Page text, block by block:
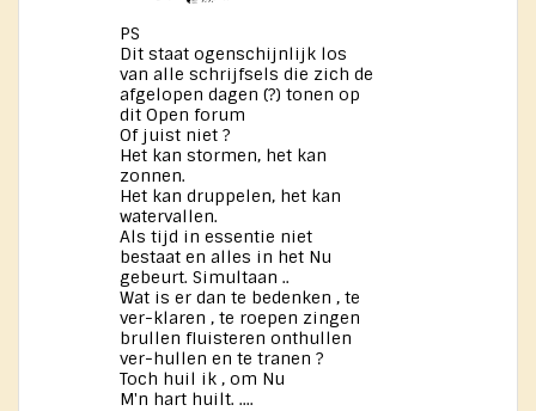
PS
Dit staat ogenschijnlijk los
van alle schrijfsels die zich de
afgelopen dagen (?) ​tonen op
dit Open forum
Of juist niet ?
Het kan stormen, het kan
zonnen.
Het kan druppelen, het kan
watervallen.
Als tijd in essentie niet
bestaat en alles in het Nu
gebeurt. Simultaan ..
Wat is er dan te bedenken , te
ver-klaren , te roepen zingen
brullen fluisteren onthullen
ver-hullen en te tranen ?
Toch huil ik , om Nu
M'n hart huilt. ....